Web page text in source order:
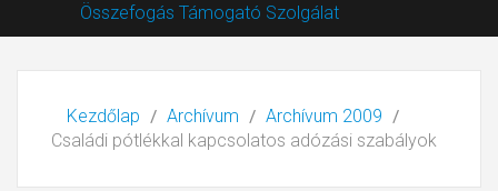
Összefogás Támogató Szolgálat
Kezdőlap Archívum
Archívum 2009
Családi pótlékkal kapcsolatos adózási szabályok